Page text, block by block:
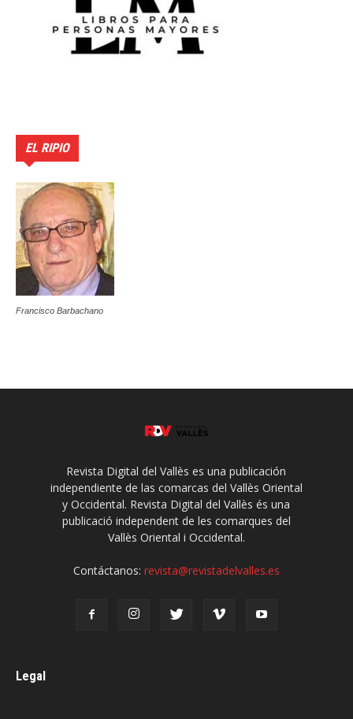
EL RIPIO
Francisco Barbachano
Revista Digital del Vallès es una publicación
independiente de las comarcas del Vallès Oriental
y Occidental. Revista Digital del Vallès és una
publicació independent de les comarques del
Vallès Oriental i Occidental.
Contáctanos: revista@revistadelvalles.es
Legal